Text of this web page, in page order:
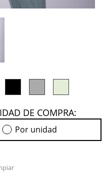
DE COMPRA:
Por unidad